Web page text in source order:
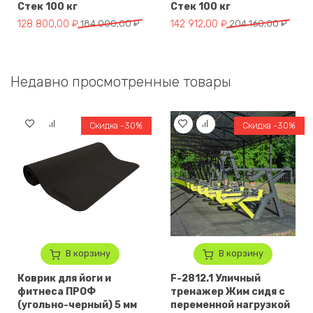
Стек 100 кг
184 000,00₽
Первоначальная цена составляла 184 000,00 ₽.
128 800,00 ₽
Текущая цена: 128 800,00 ₽.
Стек 100 кг
204 160,00₽
Первоначальная цена
142 912,00 ₽
Текущая цена: 142 912,00 ₽.
Недавно просмотренные товары
В корзину
Скидка -30%
Коврик для йоги и
фитнеса ПРОФ
(угольно-черный) 5 мм
В корзину
Скидка -30%
F-2812.1 Уличный
тренажер Жим сидя с
переменной нагрузкой